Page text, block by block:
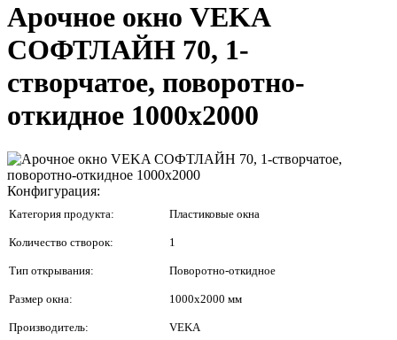
Арочное окно VEKA
СОФТЛАЙН 70, 1-
створчатое, поворотно-
откидное 1000x2000
Конфигурация:
Категория продукта: Пластиковые окна
Количество створок: 1
Тип открывания: Поворотно-откидное
Размер окна: 1000x2000 мм
Производитель: VEKA